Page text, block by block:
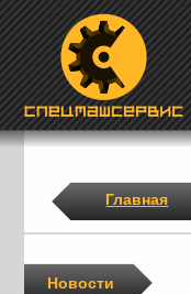
Главная
Новости